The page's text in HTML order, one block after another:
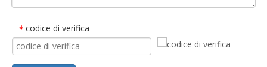
* codice di verifica